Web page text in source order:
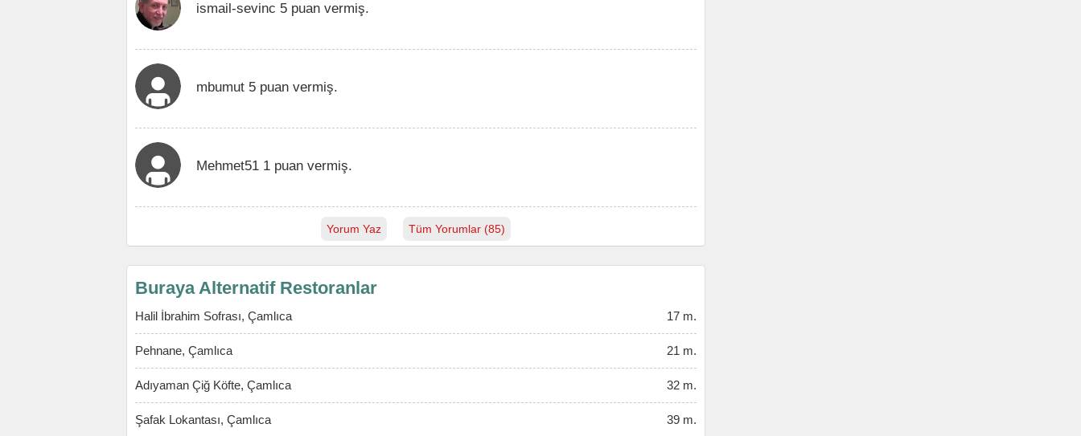
ismail-sevinc 5 puan vermiş.
mbumut 5 puan vermiş.
Mehmet51 1 puan vermiş.
Yorum Yaz Tüm Yorumlar (85)
Buraya Alternatif Restoranlar
Halil İbrahim Sofrası, Çamlıca 17 m.
Pehnane, Çamlıca 21 m.
Adıyaman Çiğ Köfte, Çamlıca 32 m.
Şafak Lokantası, Çamlıca 39 m.